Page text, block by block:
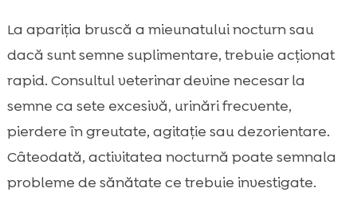
La apariția bruscă a mieunatului nocturn sau
dacă sunt semne suplimentare, trebuie acționat
rapid. Consultul veterinar devine necesar la
semne ca sete excesivă, urinări frecvente,
pierdere în greutate, agitație sau dezorientare.
Câteodată, activitatea nocturnă poate semnala
probleme de sănătate ce trebuie investigate.